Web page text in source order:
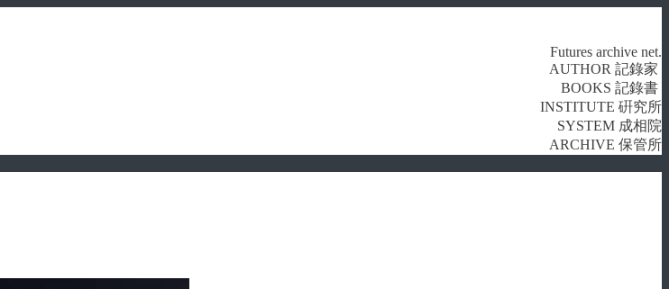
Futures archive net.
AUTHOR 記錄家
BOOKS 記錄書
INSTITUTE 硏究所
SYSTEM 成相院
ARCHIVE 保管所